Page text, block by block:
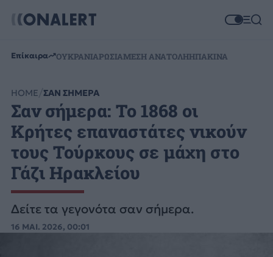
Επίκαιρα ΟΥΚΡΑΝΙΑΡΩΣΙΑΜΕΣΗ ΑΝΑΤΟΛΗΗΠΑΚΙΝΑ
HOME ΣΑΝ ΣΗΜΕΡΑ
Σαν σήμερα: Το 1868 οι
Κρήτες επαναστάτες νικούν
τους Τούρκους σε μάχη στο
Γάζι Ηρακλείου
Δείτε τα γεγονότα σαν σήμερα.
16 ΜΑΙ. 2026, 00:01